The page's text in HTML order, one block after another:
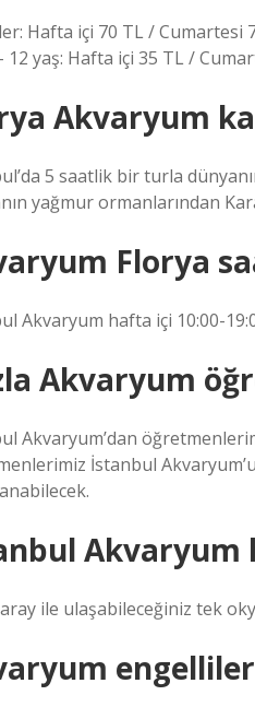
Hafta içi 70 TL / Cumartesi
12 yaş: Hafta içi 35 TL /
Akvaryum
5 saatlik bir turla
yağmur ormanlarından
Florya
Akvaryum hafta içi 10:00-
Akvaryum
Akvaryum’dan
İstanbul
Akvaryum
ile ulaşabileceğiniz tek